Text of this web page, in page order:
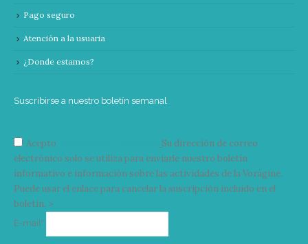
Pago seguro
Atención a la usuaria
¿Donde estamos?
Suscribirse a nuestro boletín semanal
Acepto
Su dirección de correo
electrónico solo se utiliza para enviarle nuestro boletín
informativo e información sobre las actividades de la Vorágine.
Puede usar el enlace para cancelar la suscripción incluido en el
boletín. >
E-mail*